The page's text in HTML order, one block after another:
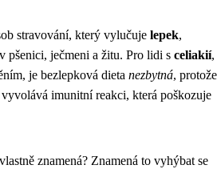
stravování, který vylučuje lepek,
pšenici, ječmeni a žitu. Pro lidi s celiakií,
je bezlepková dieta nezbytná, protože
imunitní reakci, která poškozuje
znamená? Znamená to vyhýbat se